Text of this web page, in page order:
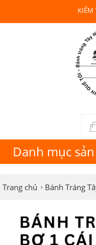
KIỂM
Danh mục
Trang chủ Bánh Tráng